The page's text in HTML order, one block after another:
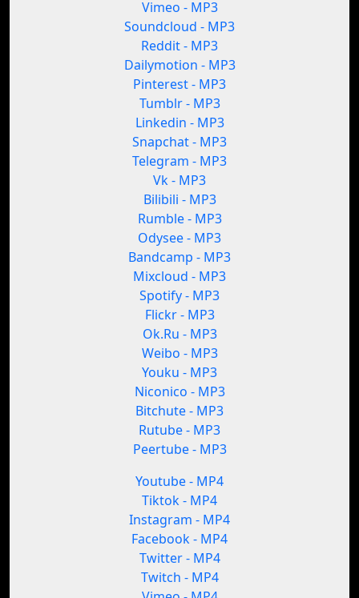
Vimeo - MP3
Soundcloud - MP3
Reddit - MP3
Dailymotion - MP3
Pinterest - MP3
Tumblr - MP3
Linkedin - MP3
Snapchat - MP3
Telegram - MP3
Vk - MP3
Bilibili - MP3
Rumble - MP3
Odysee - MP3
Bandcamp - MP3
Mixcloud - MP3
Spotify - MP3
Flickr - MP3
Ok.Ru - MP3
Weibo - MP3
Youku - MP3
Niconico - MP3
Bitchute - MP3
Rutube - MP3
Peertube - MP3
Youtube - MP4
Tiktok - MP4
Instagram - MP4
Facebook - MP4
Twitter - MP4
Twitch - MP4